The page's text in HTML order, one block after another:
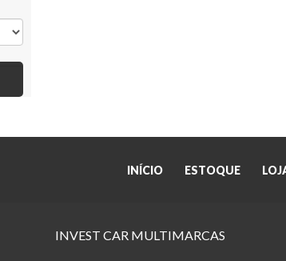
INÍCIO ESTOQUE
INVEST CAR MULTIMARCAS